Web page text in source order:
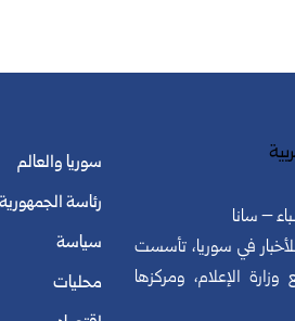
– سانا
في سوريا، تأسست
1965. تتبع وزارة الإعلام، ومركزها
سوريا والعالم
رئاسة الجمهورية
سياسة
محليات